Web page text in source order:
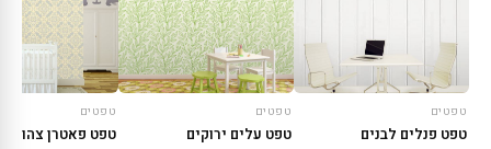
טפטים
טפט פנלים לבנים
טפטים
טפט עלים ירוקים
טפטים
טפט פאטרן צהוב